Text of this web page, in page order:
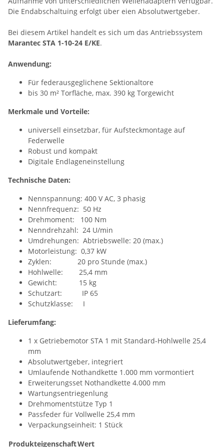
Die Endabschaltuing erfolgt über eien Absolutwertgeber.
Bei diesem Artikel handelt es sich um das Antriebssystem
Marantec STA 1-10-24 E/KE.
Anwendung:
Für federausgeglichene Sektionaltore
bis 30 m² Torfläche, max. 390 kg Torgewicht
Merkmale und Vorteile:
universell einsetzbar, für Aufsteckmontage auf
Federwelle
Robust und kompakt
Digitale Endlageneinstellung
Technische Daten:
Nennspannung: 400 V AC, 3 phasig
Nennfrequenz: 50 Hz
Drehmoment: 100 Nm
Nenndrehzahl: 24 U/min
Umdrehungen: Abtriebswelle: 20 (max.)
Motorleistung: 0,37 kW
Zyklen: 20 pro Stunde (max.)
Hohlwelle: 25,4 mm
Gewicht: 15 kg
Schutzart: IP 65
Schutzklasse: I
Lieferumfang:
1 x Getriebemotor STA 1 mit Standard-Hohlwelle 25,4
mm
Absolutwertgeber, integriert
Umlaufende Nothandkette 1.000 mm vormontiert
Erweiterungsset Nothandkette 4.000 mm
Wartungsentriegenlung
Drehmomentstütze Typ 1
Passfeder für Vollwelle 25,4 mm
Verpackungseinheit: 1 Stück
ProdukteigenschaftWert